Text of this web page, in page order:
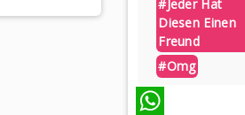
#jeder Hat
Diesen Einen
Freund
#omg